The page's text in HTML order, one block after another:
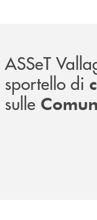
ASSeT
sportello di
sulle